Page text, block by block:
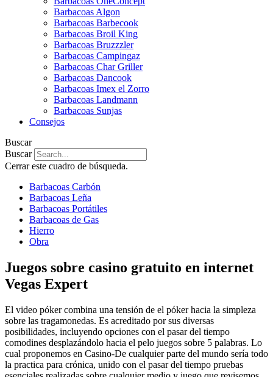
Barbacoas Algon
Barbacoas Barbecook
Barbacoas Broil King
Barbacoas Bruzzzler
Barbacoas Campingaz
Barbacoas Char Griller
Barbacoas Dancook
Barbacoas Imex el Zorro
Barbacoas Landmann
Barbacoas Sunjas
Consejos
Buscar
Buscar
Cerrar este cuadro de búsqueda.
Barbacoas Carbón
Barbacoas Leña
Barbacoas Portátiles
Barbacoas de Gas
Hierro
Obra
Juegos sobre casino gratuito en internet
Vegas Expert
El video póker combina una tensión de el póker hacia la simpleza
sobre las tragamonedas. Es acreditado por sus diversas
posibilidades, incluyendo opciones con el pasar del tiempo
comodines desplazándolo hacia el pelo juegos sobre 5 palabras. Lo
cual proponemos en Casino-De cualquier parte del mundo serí­a todo
la practica para crónica, unido con el pasar del tiempo pruebas